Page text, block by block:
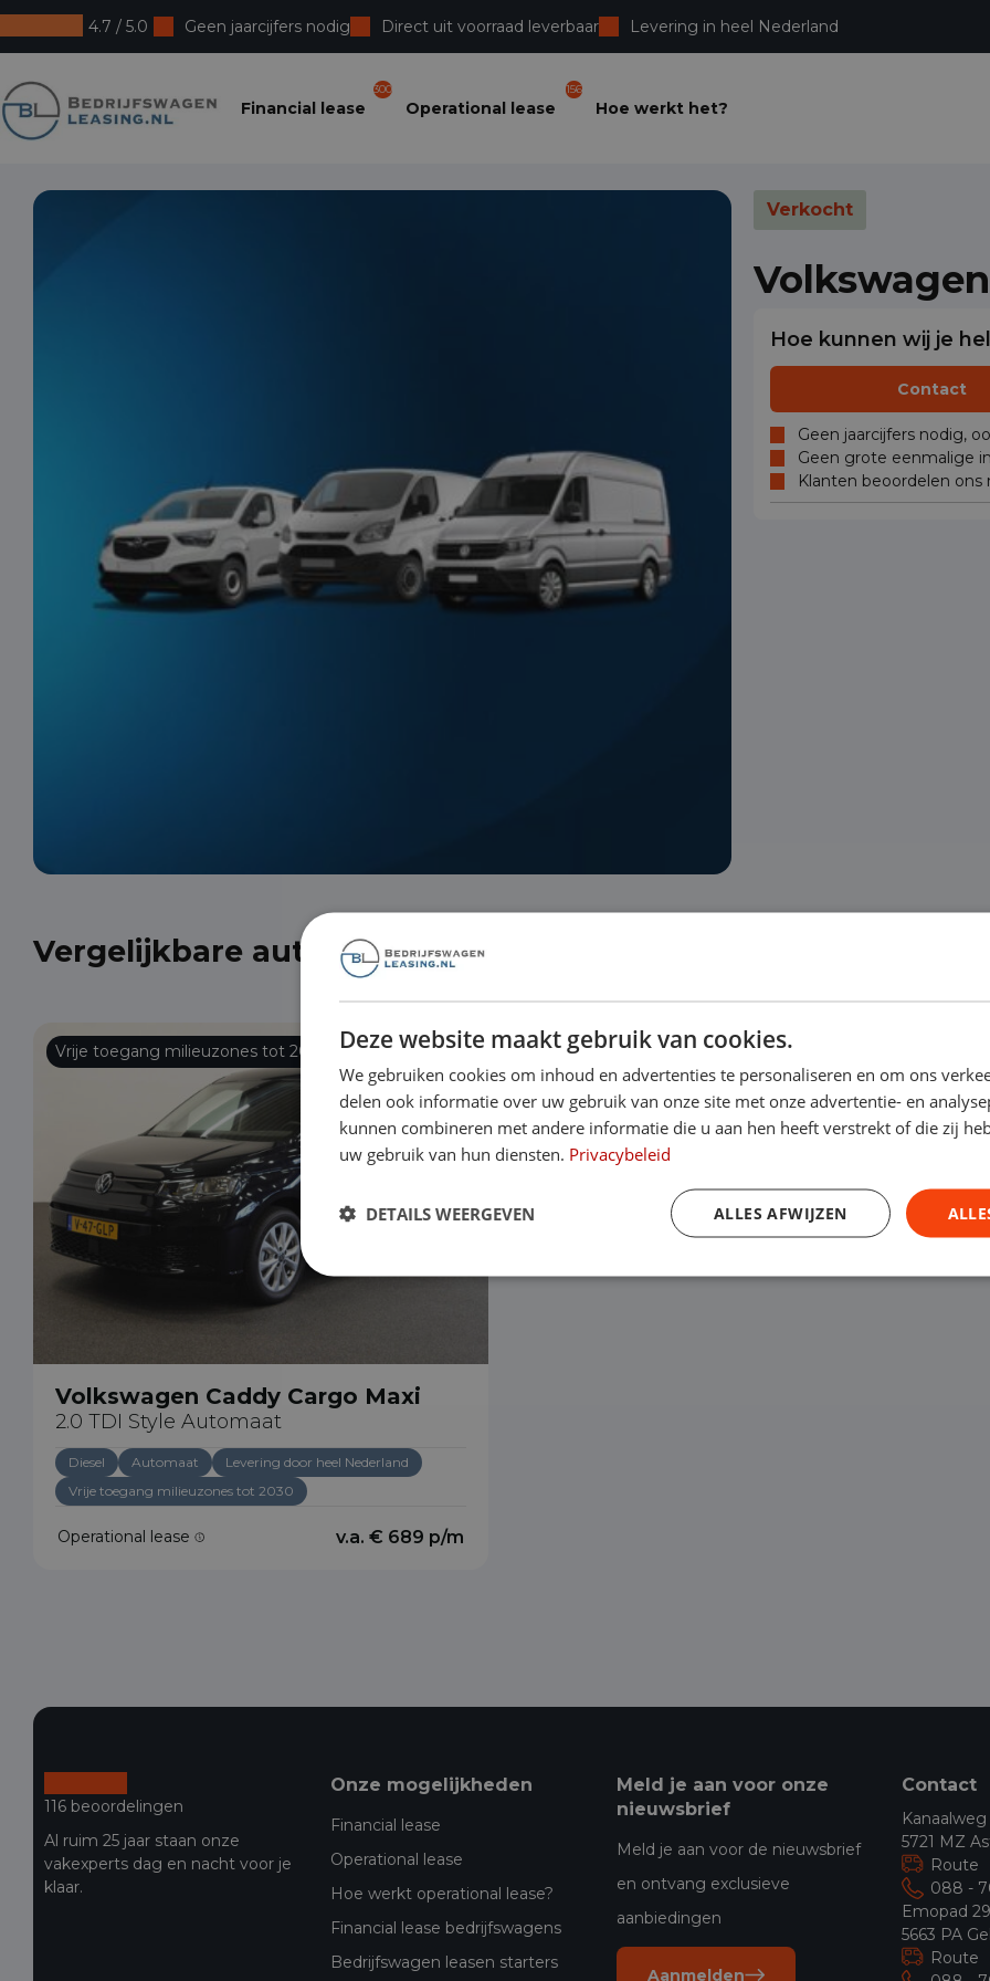
4.7 / 5.0 Geen jaarcijfers nodig Direct uit voorraad leverbaar Levering in heel Nederland
Bedrijfswagenleasing
Financial lease
300
Operational lease
156
Hoe werkt het?
Verkocht
Hoe kunnen wij je
Contact
Geen jaarcijfers nodig,
Geen grote eenmalige
Klanten beoordelen
Vergelijkbare auto's uit onze voorraad
Vrije toegang milieuzones tot 2030
Volkswagen Caddy Cargo Maxi
2.0 TDI Style Automaat
Diesel Automaat
Levering door heel Nederland
Vrije toegang milieuzones tot 2030
Operational lease v.a. € 689 p/m
116 beoordelingen
Al ruim 25 jaar staan onze
vakexperts dag en nacht voor je
klaar.
Onze mogelijkheden
Financial lease
Operational lease
Hoe werkt operational lease?
Financial lease bedrijfswagens
Bedrijfswagen leasen starters
Meld je aan voor onze
nieuwsbrief
Meld je aan voor de nieuwsbrief
en ontvang exclusieve
aanbiedingen
Aanmelden
Contact
5721 MZ
Route
088 -
Emopad
5663 PA
Route
Deze website maakt gebruik van cookies.
We gebruiken cookies om inhoud en advertenties te personaliseren en om ons
delen ook informatie over uw gebruik van onze site met onze advertentie- en
kunnen combineren met andere informatie die u aan hen heeft verstrekt of die zij
uw gebruik van hun diensten. Privacybeleid
ALLES AFWIJZEN
DETAILS WEERGEVEN